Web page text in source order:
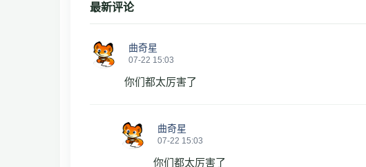
最新评论
曲奇星
07-22 15:03
你们都太厉害了
曲奇星
07-22 15:03
你们都太厉害了